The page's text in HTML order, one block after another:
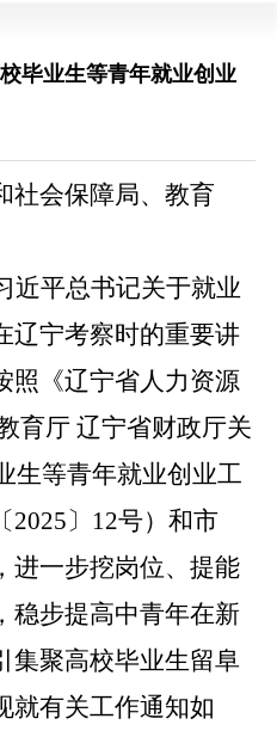
毕业生等青年就业创业
社会保障局、教育
近平总书记关于就业
辽宁考察时的重要讲
照《辽宁省人力资源
育厅 辽宁省财政厅关
生等青年就业创业工
2025〕12号）和市
进一步挖岗位、提能
稳步提高中青年在新
集聚高校毕业生留阜
就有关工作通知如